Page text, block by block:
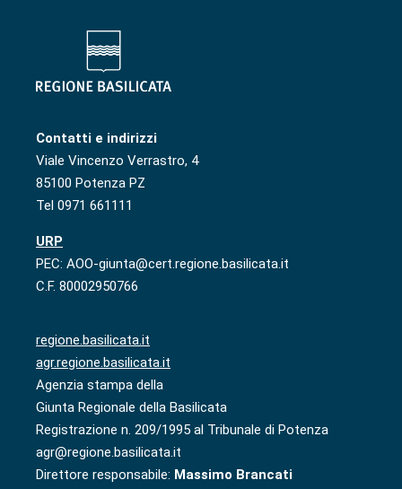
Contatti e indirizzi
Viale Vincenzo Verrastro, 4
85100 Potenza PZ
Tel 0971 661111
URP
PEC: AOO-giunta@cert.regione.basilicata.it
C.F. 80002950766
regione.basilicata.it
agr.regione.basilicata.it
Agenzia stampa della
Giunta Regionale della Basilicata
Registrazione n. 209/1995 al Tribunale di Potenza
agr@regione.basilicata.it
Direttore responsabile: Massimo Brancati